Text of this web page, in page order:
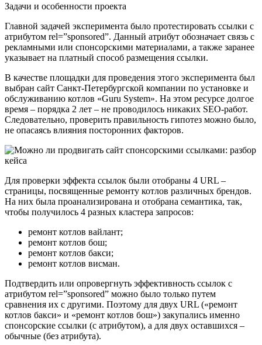
Задачи и особенности проекта
Главной задачей эксперимента было протестировать ссылки с
атрибутом rel=”sponsored”. Данный атрибут обозначает связь с
рекламными или спонсорскими материалами, а также заранее
указывает на платный способ размещения ссылки.
В качестве площадки для проведения этого эксперимента был
выбран сайт Санкт-Петербургской компании по установке и
обслуживанию котлов «Guru System». На этом ресурсе долгое
время – порядка 2 лет – не проводилось никаких SEO-работ.
Следовательно, проверить правильность гипотез можно было,
не опасаясь влияния посторонних факторов.
Для проверки эффекта ссылок были отобраны 4 URL –
страницы, посвященные ремонту котлов различных брендов.
На них была проанализирована и отобрана семантика, так,
чтобы получилось 4 разных кластера запросов:
ремонт котлов вайлант;
ремонт котлов бош;
ремонт котлов бакси;
ремонт котлов висман.
Подтвердить или опровергнуть эффективность ссылок с
атрибутом rel=”sponsored” можно было только путем
сравнения их с другими. Поэтому для двух URL («ремонт
котлов бакси» и «ремонт котлов бош») закупались именно
спонсорские ссылки (с атрибутом), а для двух оставшихся –
обычные (без атрибута).